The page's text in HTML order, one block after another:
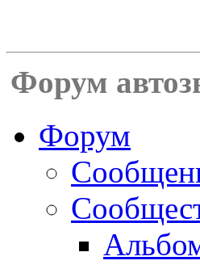
Форум
Форум